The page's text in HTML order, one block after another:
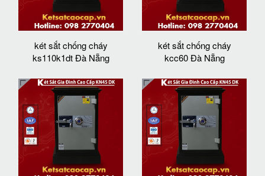
két sắt chống cháy
ks110k1dt Đà Nẵng
két sắt chống cháy
kcc60 Đà Nẵng